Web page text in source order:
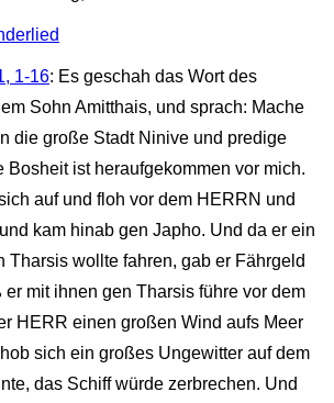
1-16: Es geschah das Wort des
Sohn Amitthais, und sprach: Mache
die große Stadt Ninive und predige
Bosheit ist heraufgekommen vor mich.
auf und floh vor dem HERRN und
kam hinab gen Japho. Und da er ein
Tharsis wollte fahren, gab er Fährgeld
er mit ihnen gen Tharsis führe vor dem
HERR einen großen Wind aufs Meer
sich ein großes Ungewitter auf dem
das Schiff würde zerbrechen. Und